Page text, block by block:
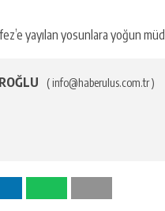
( info@haberulus.com.tr )